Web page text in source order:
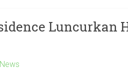
Luncurkan
News